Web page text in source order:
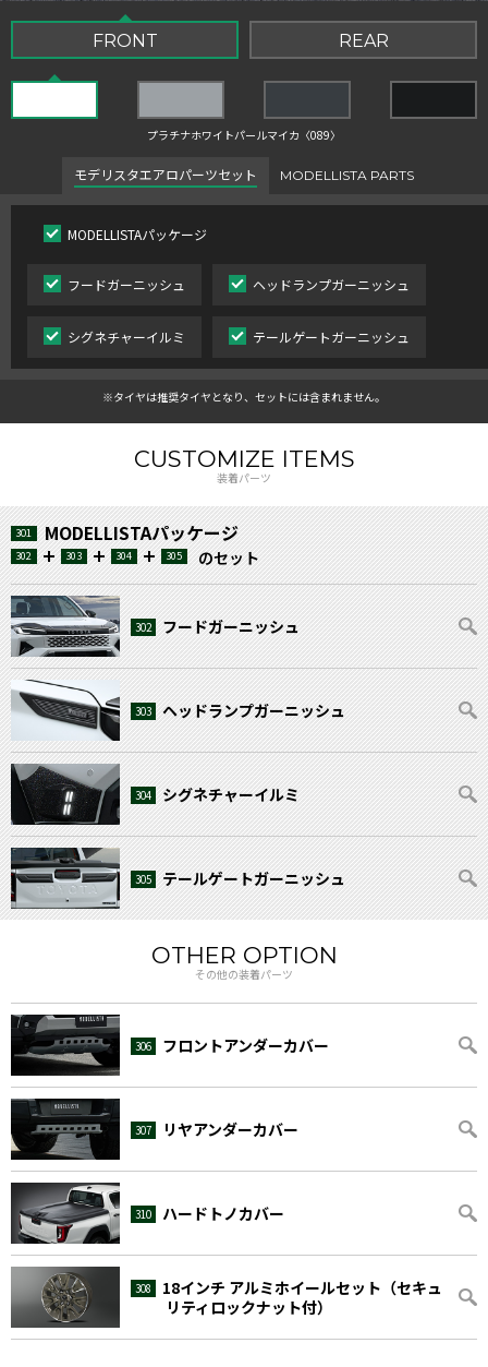
FRONT REAR
プラチナホワイトパールマイカ〈089〉
モデリスタエアロパーツセット MODELLISTA PARTS
MODELLISTAパッケージ
フードガーニッシュ ヘッドランプガーニッシュ
シグネチャーイルミ テールゲートガーニッシュ
※タイヤは推奨タイヤとなり、セットには含まれません。
CUSTOMIZE ITEMS
装着パーツ
301 MODELLISTAパッケージ
302 303 304 305 のセット
302 フードガーニッシュ
303 ヘッドランプガーニッシュ
304 シグネチャーイルミ
305 テールゲートガーニッシュ
OTHER OPTION
その他の装着パーツ
306 フロントアンダーカバー
307 リヤアンダーカバー
310 ハードトノカバー
308 18インチ アルミホイールセット （セキュ
リティロックナット付）